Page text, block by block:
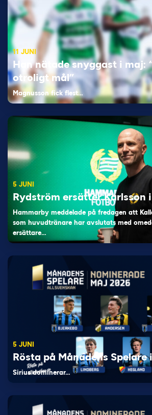
11 JUNI
Han nätade snyggast i maj:
otroligt mål”
Magnusson fick flest…
5 JUNI
Rydström ersätter Karlsson
Hammarby meddelade på fredagen att
som huvudtränare har avslutats med
ersättare…
5 JUNI
Rösta på Månadens Spelare
Sirius dominerar…